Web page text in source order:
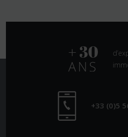
+33 (0)5